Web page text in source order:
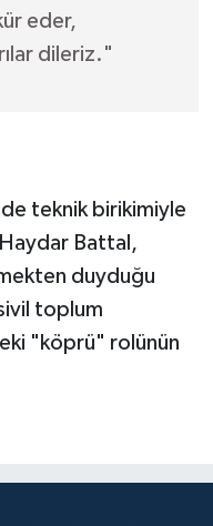
eder,
dileriz."
teknik birikimiyle
Battal,
duyduğu
toplum
"köprü" rolünün